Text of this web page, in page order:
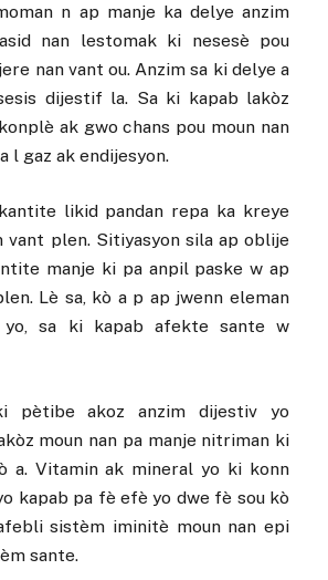
n ap manje ka delye anzim
nan lestomak ki nesesè pou
nan vant ou. Anzim sa ki delye a
dijestif la. Sa ki kapab lakòz
ak gwo chans pou moun nan
l gaz ak endijesyon.
likid pandan repa ka kreye
vant plen. Sitiyasyon sila ap oblije
manje ki pa anpil paske w ap
Lè sa, kò a p ap jwenn eleman
sa ki kapab afekte sante w
pètibe akoz anzim dijestiv yo
moun nan pa manje nitriman ki
a. Vitamin ak mineral yo ki konn
kapab pa fè efè yo dwe fè sou kò
sistèm iminitè moun nan epi
sante.